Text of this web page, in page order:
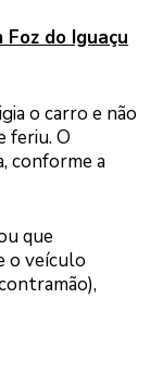
do Iguaçu
o carro e não
feriu. O
conforme a
que
o veículo